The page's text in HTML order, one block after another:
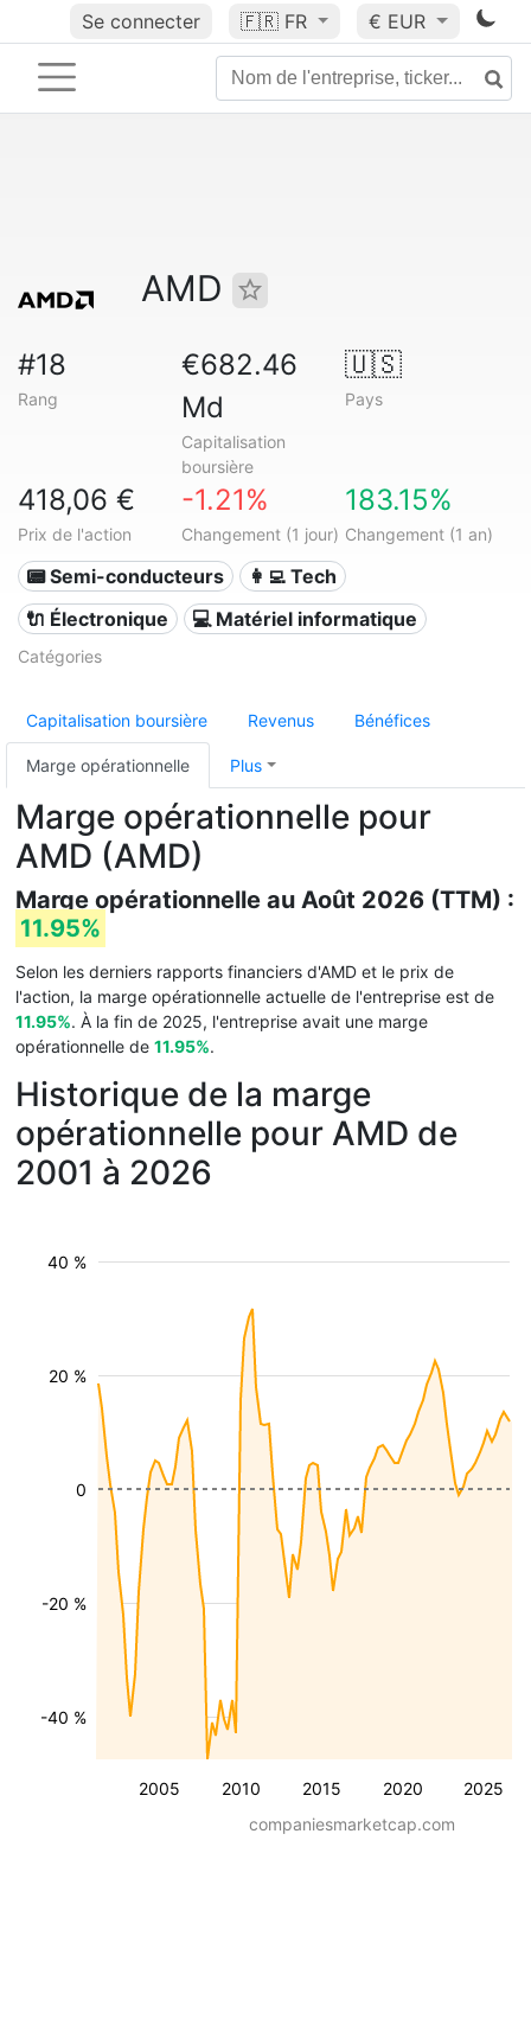
Se connecter 🇫🇷 FR € EUR
AMD
#18
Rang
€682.46
Md
Capitalisation
boursière
🇺🇸
Pays
418,06 €
Prix de l'action
-1.21%
Changement (1 jour)
183.15%
Changement (1 an)
📟 Semi-conducteurs
👩‍💻 Tech
🔌 Électronique
💻 Matériel informatique
Catégories
Capitalisation boursière Revenus Bénéfices
Marge opérationnelle Plus
Marge opérationnelle pour
AMD (AMD)
Marge opérationnelle au Août 2026 (TTM) :
11.95%
Selon les derniers rapports financiers d'AMD et le prix de
l'action, la marge opérationnelle actuelle de l'entreprise est de
11.95%. À la fin de 2025, l'entreprise avait une marge
opérationnelle de 11.95%.
Historique de la marge
opérationnelle pour AMD de
2001 à 2026
2005 2010 2015 2020 2025
-40 %
-20 %
20 %
40 %
0
companiesmarketcap.com